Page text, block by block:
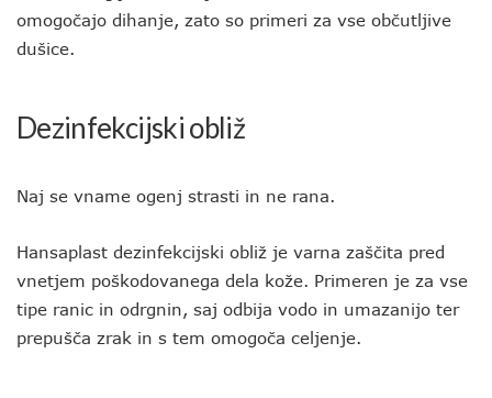
omogočajo dihanje, zato so primeri za vse občutljive
dušice.
Dezinfekcijski obliž
Naj se vname ogenj strasti in ne rana.
Hansaplast dezinfekcijski obliž je varna zaščita pred
vnetjem poškodovanega dela kože. Primeren je za vse
tipe ranic in odrgnin, saj odbija vodo in umazanijo ter
prepušča zrak in s tem omogoča celjenje.